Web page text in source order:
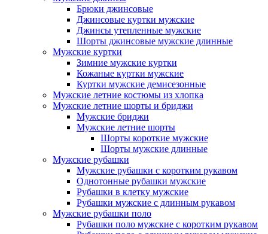
Брюки джинсовые
Джинсовые куртки мужские
Джинсы утепленные мужские
Шорты джинсовые мужские длинные
Мужские куртки
Зимние мужские куртки
Кожаные куртки мужские
Куртки мужские демисезонные
Мужские летние костюмы из хлопка
Мужские летние шорты и бриджи
Мужские бриджи
Мужские летние шорты
Шорты короткие мужские
Шорты мужские длинные
Мужские рубашки
Мужские рубашки с коротким рукавом
Однотонные рубашки мужские
Рубашки в клетку мужские
Рубашки мужские с длинным рукавом
Мужские рубашки поло
Рубашки поло мужские с коротким рукавом